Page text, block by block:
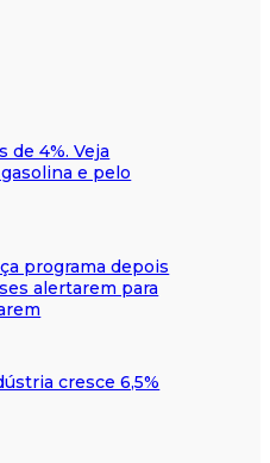
de 4%. Veja
e pelo
programa depois
alertarem para
cresce 6,5%